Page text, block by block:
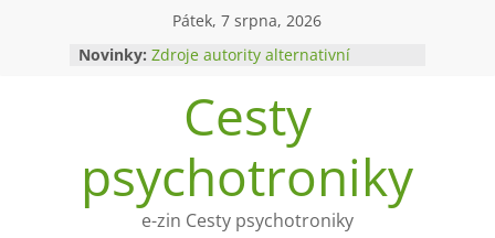
Pátek, 7 srpna, 2026
Novinky: Zdroje autority alternativní
Upíři a mytologie?
Ohnivý poltergeist
Tragédie Anny Göldi
Zlatý východ
Cesty
psychotroniky
e-zin Cesty psychotroniky